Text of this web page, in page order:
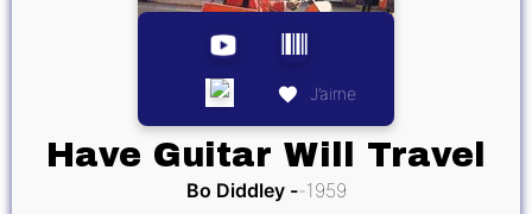
J’aime
Have Guitar Will Travel
Bo Diddley 1959